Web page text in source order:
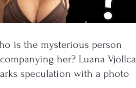
is the mysterious person
her? Luana Vjollca
speculation with a photo